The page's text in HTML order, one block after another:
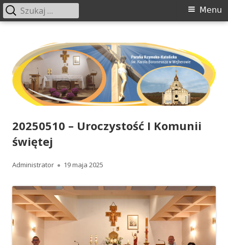
treści
Menu
Menu
Szukaj:
20250510 – Uroczystość I Komunii
świętej
Autor
Administrator Opublikowano
19 maja 2025